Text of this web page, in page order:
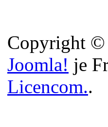
Copyright ©
Joomla! je
Licencom..